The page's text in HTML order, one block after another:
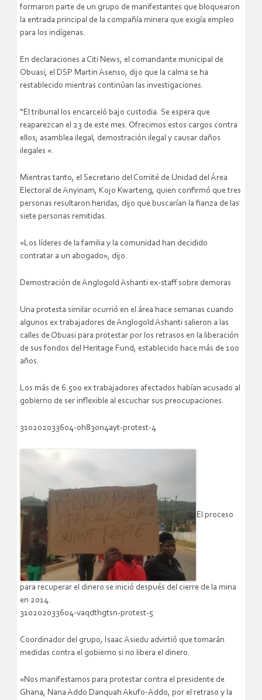
formaron parte de un grupo de manifestantes que bloquearon
la entrada principal de la compañía minera que exigía empleo
para los indígenas.
En declaraciones a Citi News, el comandante municipal de
Obuasi, el DSP Martin Asenso, dijo que la calma se ha
restablecido mientras continúan las investigaciones.
“El tribunal los encarceló bajo custodia. Se espera que
reaparezcan el 23 de este mes. Ofrecimos estos cargos contra
ellos; asamblea ilegal, demostración ilegal y causar daños
ilegales «.
Mientras tanto, el Secretario del Comité de Unidad del Área
Electoral de Anyinam, Kojo Kwarteng, quien confirmó que tres
personas resultaron heridas, dijo que buscarían la fianza de las
siete personas remitidas.
«Los líderes de la familia y la comunidad han decidido
contratar a un abogado», dijo.
Demostración de Anglogold Ashanti ex-staff sobre demoras
Una protesta similar ocurrió en el área hace semanas cuando
algunos ex trabajadores de Anglogold Ashanti salieron a las
calles de Obuasi para protestar por los retrasos en la liberación
de sus fondos del Heritage Fund, establecido hace más de 100
años.
Los más de 6.500 ex trabajadores afectados habían acusado al
gobierno de ser inflexible al escuchar sus preocupaciones.
310202033604-0h830n4ayt-protest-4
El proceso
para recuperar el dinero se inició después del cierre de la mina
en 2014.
310202033604-vaqdthgtsn-protest-5
Coordinador del grupo, Isaac Asiedu advirtió que tomarán
medidas contra el gobierno si no libera el dinero.
«Nos manifestamos para protestar contra el presidente de
Ghana, Nana Addo Danquah Akufo-Addo, por el retraso y la